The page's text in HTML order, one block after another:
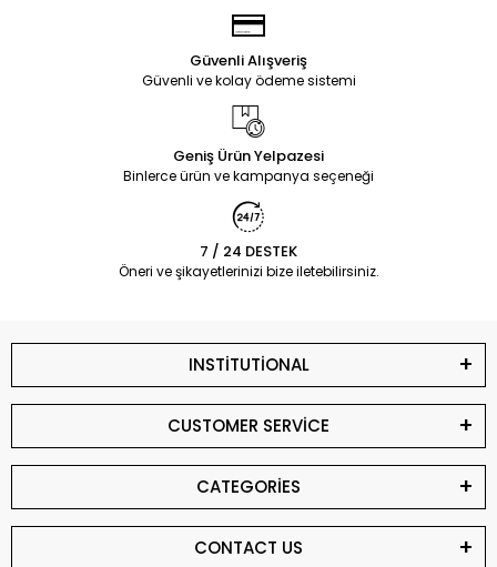
Güvenli Alışveriş
Güvenli ve kolay ödeme sistemi
Geniş Ürün Yelpazesi
Binlerce ürün ve kampanya seçeneği
7 / 24 DESTEK
Öneri ve şikayetlerinizi bize iletebilirsiniz.
INSTİTUTİONAL
CUSTOMER SERVİCE
CATEGORİES
CONTACT US